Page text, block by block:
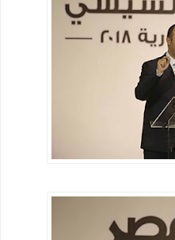
يمكن الاستغناء عنها 2020
تؤكد على المريض صفر قد
درسه الطالب حتى منهج